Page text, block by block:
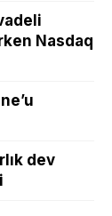
Nasdaq
dev